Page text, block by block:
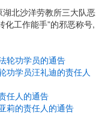
湖北沙洋劳教所三大队恶
化工作能手”的邪恶称号,
轮功学员的通告
功学员汪礼迪的责任人
任人的通告
莉的责任人的通告